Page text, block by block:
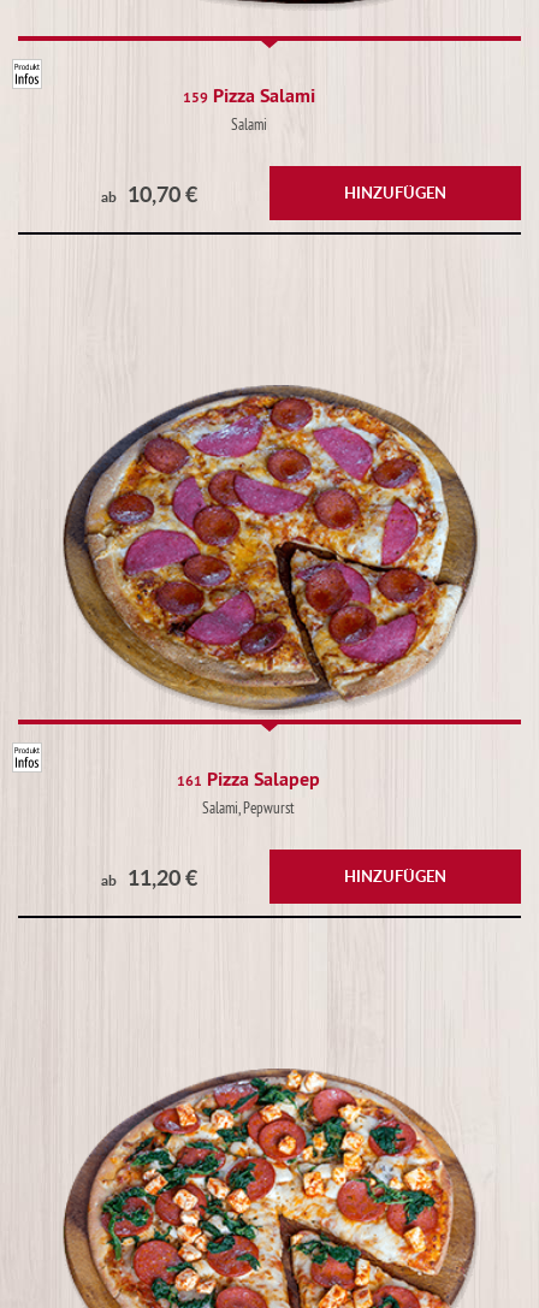
159Pizza Salami
Salami
ab 10,70 € HINZUFÜGEN
161 Pizza Salapep
Salami, Pepwurst
ab 11,20 € HINZUFÜGEN